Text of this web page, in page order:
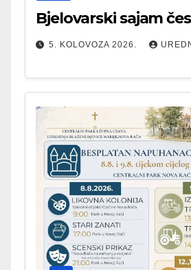
Bjelovarski sajam
5. KOLOVOZA 2026.